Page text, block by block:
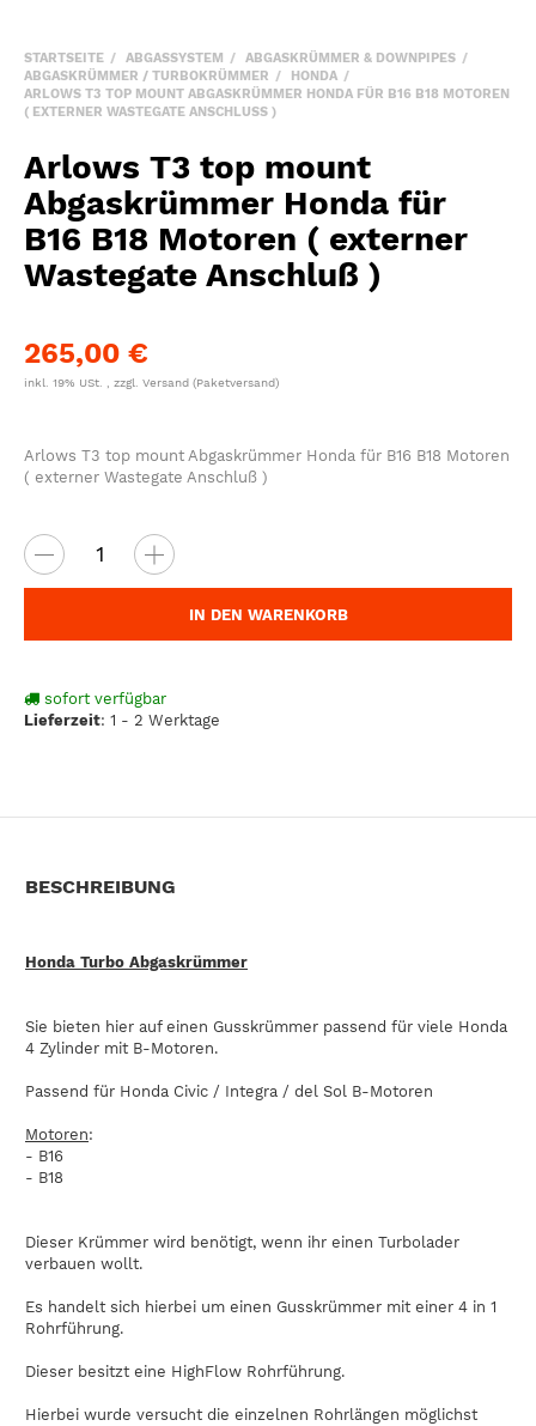
STARTSEITE ABGASSYSTEM
ABGASKRÜMMER & DOWNPIPES
ABGASKRÜMMER / TURBOKRÜMMER
HONDA
ARLOWS T3 TOP MOUNT ABGASKRÜMMER HONDA FÜR B16 B18 MOTOREN
( EXTERNER WASTEGATE ANSCHLUSS )
Arlows T3 top mount
Abgaskrümmer Honda für
B16 B18 Motoren ( externer
Wastegate Anschluß )
265,00 €
inkl. 19% USt. , zzgl. Versand (Paketversand)
Arlows T3 top mount Abgaskrümmer Honda für B16 B18 Motoren
( externer Wastegate Anschluß )
IN DEN WARENKORB
sofort verfügbar
Lieferzeit: 1 - 2 Werktage
BESCHREIBUNG
Honda Turbo Abgaskrümmer
Sie bieten hier auf einen Gusskrümmer passend für viele Honda
4 Zylinder mit B-Motoren.
Passend für Honda Civic / Integra / del Sol B-Motoren
Motoren:
- B16
- B18
Dieser Krümmer wird benötigt, wenn ihr einen Turbolader
verbauen wollt.
Es handelt sich hierbei um einen Gusskrümmer mit einer 4 in 1
Rohrführung.
Dieser besitzt eine HighFlow Rohrführung.
Hierbei wurde versucht die einzelnen Rohrlängen möglichst